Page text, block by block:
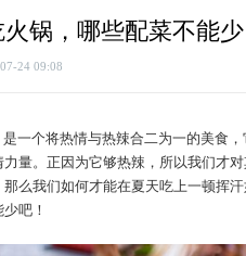
锅，哪些配菜不能少
24 09:08
是一个将热情与热辣合二为一的美食
力量。正因为它够热辣，所以我们才
那么我们如何才能在夏天吃上一顿挥
吧！